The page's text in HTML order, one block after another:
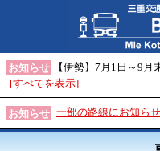
お知らせ
【伊勢】7月1日～9
[すべてを表示]
お知らせ 一部の路線にお知ら